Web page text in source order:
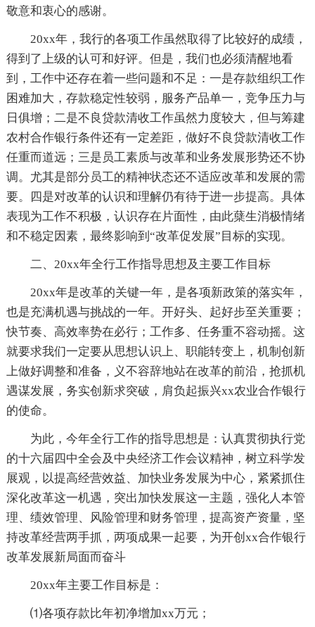
敬意和衷心的感谢。
20xx年，我行的各项工作虽然取得了比较好的成绩，
得到了上级的认可和好评。但是，我们也必须清醒地看
到，工作中还存在着一些问题和不足：一是存款组织工作
困难加大，存款稳定性较弱，服务产品单一，竞争压力与
日俱增；二是不良贷款清收工作虽然力度较大，但与筹建
农村合作银行条件还有一定差距，做好不良贷款清收工作
任重而道远；三是员工素质与改革和业务发展形势还不协
调。尤其是部分员工的精神状态还不适应改革和发展的需
要。四是对改革的认识和理解仍有待于进一步提高。具体
表现为工作不积极，认识存在片面性，由此蘖生消极情绪
和不稳定因素，最终影响到“改革促发展”目标的实现。
二、20xx年全行工作指导思想及主要工作目标
20xx年是改革的关键一年，是各项新政策的落实年，
也是充满机遇与挑战的一年。开好头、起好步至关重要；
快节奏、高效率势在必行；工作多、任务重不容动摇。这
就要求我们一定要从思想认识上、职能转变上，机制创新
上做好调整和准备，义不容辞地站在改革的前沿，抢抓机
遇谋发展，务实创新求突破，肩负起振兴xx农业合作银行
的使命。
为此，今年全行工作的指导思想是：认真贯彻执行党
的十六届四中全会及中央经济工作会议精神，树立科学发
展观，以提高经营效益、加快业务发展为中心，紧紧抓住
深化改革这一机遇，突出加快发展这一主题，强化人本管
理、绩效管理、风险管理和财务管理，提高资产资量，坚
持改革经营两手抓，两项成果一起要，为开创xx合作银行
改革发展新局面而奋斗
20xx年主要工作目标是：
⑴各项存款比年初净增加xx万元；